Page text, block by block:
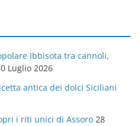
Ibbisota tra cannoli,
Luglio 2026
antica dei dolci Siciliani
i riti unici di Assoro 28